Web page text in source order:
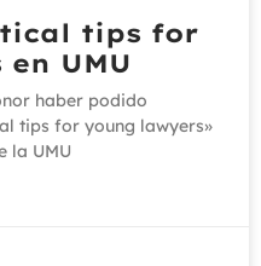
tips for
UMU
haber podido
tips for young lawyers»
la UMU